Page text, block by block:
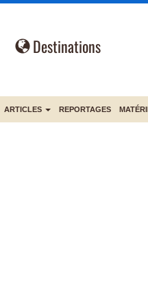
Destinations
ARTICLES REPORTAGES